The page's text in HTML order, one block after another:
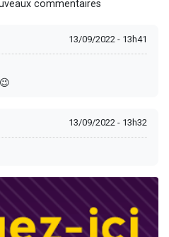
commentaires
13/09/2022 - 13h41
13/09/2022 - 13h32